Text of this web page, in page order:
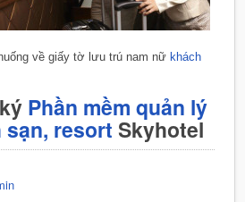
về giấy tờ lưu trú nam nữ khách
Phần mềm quản lý
sạn, resort Skyhotel